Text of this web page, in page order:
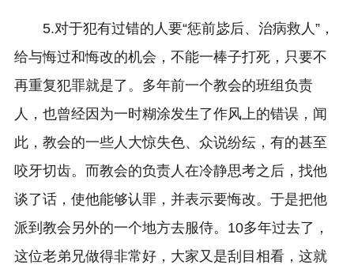
5.对于犯有过错的人要“惩前毖后、治病救人”，
给与悔过和悔改的机会，不能一棒子打死，只要不
再重复犯罪就是了。多年前一个教会的班组负责
人，也曾经因为一时糊涂发生了作风上的错误，闻
此，教会的一些人大惊失色、众说纷纭，有的甚至
咬牙切齿。而教会的负责人在冷静思考之后，找他
谈了话，使他能够认罪，并表示要悔改。于是把他
派到教会另外的一个地方去服侍。10多年过去了，
这位老弟兄做得非常好，大家又是刮目相看，这就